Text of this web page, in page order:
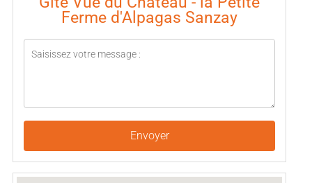
Ferme d'Alpagas Sanzay
Envoyer